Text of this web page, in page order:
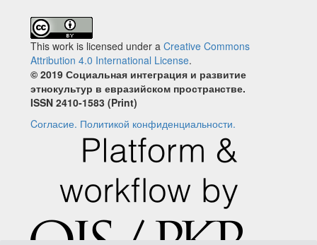
This work is licensed under a Creative Commons
Attribution 4.0 International License.
© 2019 Социальная интеграция и развитие
этнокультур в евразийском пространстве.
ISSN 2410‐1583 (Print)
Cогласие. Политикой конфиденциальности.